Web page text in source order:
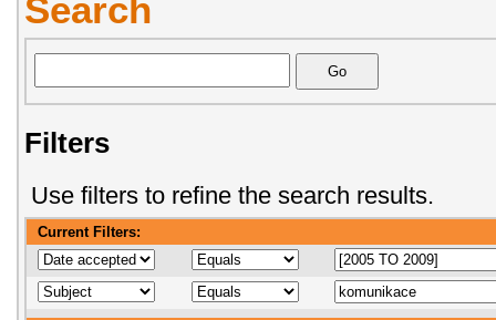
Search
Filters
Use filters to refine the search results.
Current Filters: